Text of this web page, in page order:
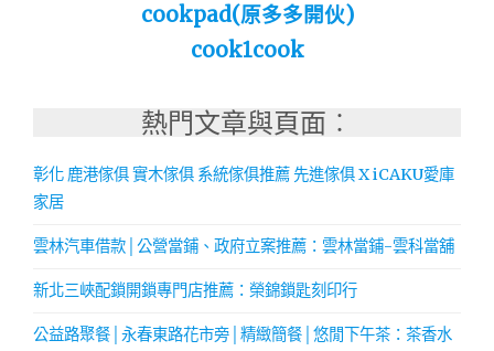
cookpad(原多多開伙)
cook1cook
熱門文章與頁面︰
彰化 鹿港傢俱 實木傢俱 系統傢俱推薦 先進傢俱 X iCAKU愛庫
家居
雲林汽車借款│公營當鋪、政府立案推薦：雲林當鋪-雲科當舖
新北三峽配鎖開鎖專門店推薦：榮錦鎖匙刻印行
公益路聚餐│永春東路花市旁│精緻簡餐│悠閒下午茶：茶香水